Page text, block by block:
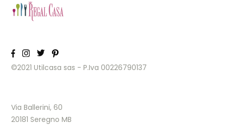
©2021 Utilcasa sas - P.Iva 00226790137
Via Ballerini, 60
20181 Seregno MB